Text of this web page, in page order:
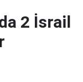
2 İsrail